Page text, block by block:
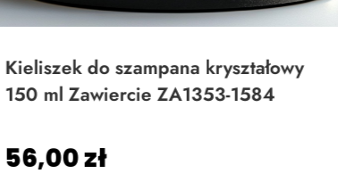
Kieliszek do szampana kryształowy
150 ml Zawiercie ZA1353-1584
56,00zł